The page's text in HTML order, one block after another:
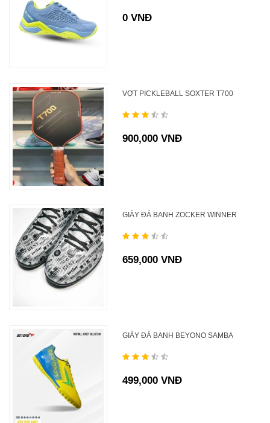
0 VNĐ
VỢT PICKLEBALL SOXTER T700
900,000 VNĐ
GIÀY ĐÁ BANH ZOCKER WINNER
659,000 VNĐ
GIÀY ĐÁ BANH BEYONO SAMBA
499,000 VNĐ